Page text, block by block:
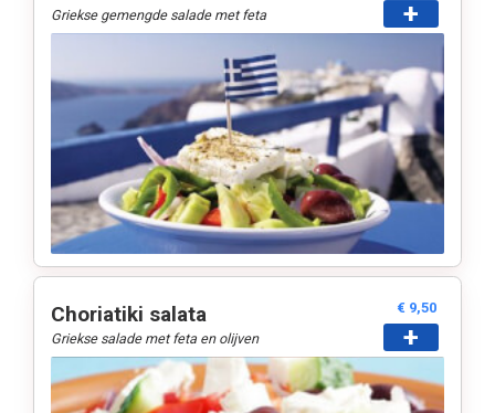
Griekse gemengde salade met feta +
Choriatiki salata
Griekse salade met feta en olijven
€ 9,50
+